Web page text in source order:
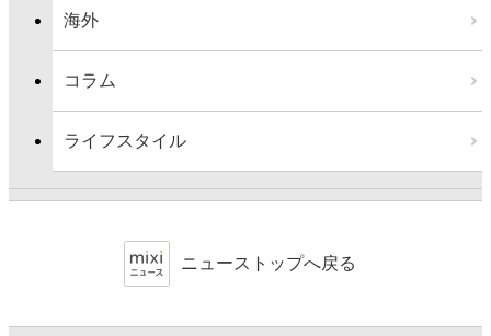
海外
コラム
ライフスタイル
ニューストップへ戻る